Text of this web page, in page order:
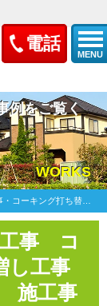
電話
MENU
例をご覧く
WORKS
ち増し工事、木部外壁･デッキ塗装工事
事 コ
し工事
施工事